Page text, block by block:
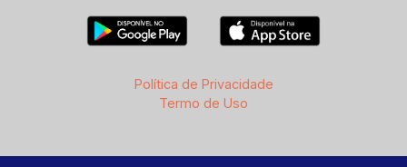
Política de Privacidade
Termo de Uso